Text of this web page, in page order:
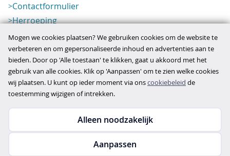
Contactformulier
Herroeping
Over ons
Bedrijfsgegevens
Werkwijze
Overzichten
Verlopen aanbod
Copyright © 2026
Mogen we cookies plaatsen? We gebruiken cookies om de website te
verbeteren en om gepersonaliseerde inhoud en advertenties aan te
bieden. Door op 'Alle toestaan' te klikken, gaat u akkoord met het
gebruik van alle cookies. Klik op 'Aanpassen' om te zien welke cookies
wij plaatsen. U kunt op ieder moment via onscookiebeleid de
toestemming wijzigen of intrekken.
Alleen noodzakelijk
Aanpassen